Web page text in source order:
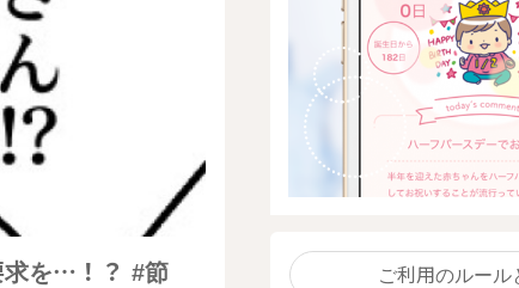
求を…！？ #節
ご利用のルール